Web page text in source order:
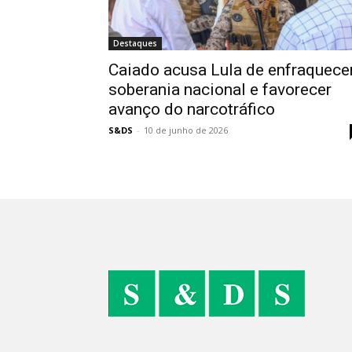
Destaques
Caiado acusa Lula de
soberania nacional e favorecer
avanço do narcotráfico
S&DS - 10 de junho de 2026